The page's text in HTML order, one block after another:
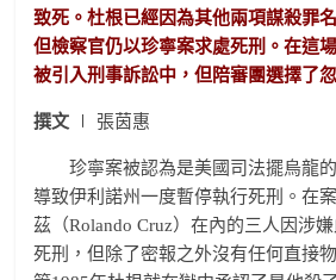
致死。杜根已經因為其他兩項謀殺罪
但檢察官仍以珍寧案求處死刑。在這
被引入刑事訴訟中，但陪審團選擇了
撰文 ∣ 張茵惠
珍寧案被認為是美國司法擺烏龍的
導致伊利諾州一度暫停執行死刑。在
茲（Rolando Cruz）在內的三人因涉
死刑，但除了密報之外沒有任何直接